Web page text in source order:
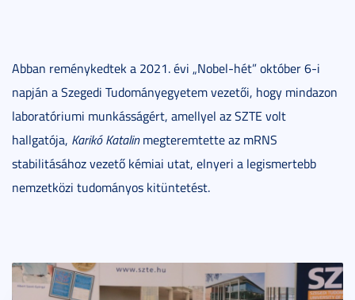
Abban reménykedtek a 2021. évi „Nobel-hét” október 6-i
napján a Szegedi Tudományegyetem vezetői, hogy mindazon
laboratóriumi munkásságért, amellyel az SZTE volt
hallgatója, Karikó Katalinmegteremtette az mRNS
stabilitásához vezető kémiai utat, elnyeri a legismertebb
nemzetközi tudományos kitüntetést.